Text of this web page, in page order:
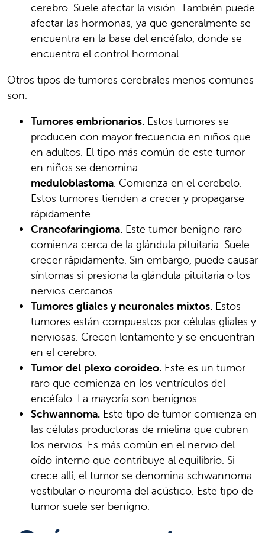
cerebro. Suele afectar la visión. También puede
afectar las hormonas, ya que generalmente se
encuentra en la base del encéfalo, donde se
encuentra el control hormonal.
Otros tipos de tumores cerebrales menos comunes
son:
Tumores embrionarios. Estos tumores se
producen con mayor frecuencia en niños que
en adultos. El tipo más común de este tumor
en niños se denomina
meduloblastoma. Comienza en el cerebelo.
Estos tumores tienden a crecer y propagarse
rápidamente.
Craneofaringioma. Este tumor benigno raro
comienza cerca de la glándula pituitaria. Suele
crecer rápidamente. Sin embargo, puede causar
síntomas si presiona la glándula pituitaria o los
nervios cercanos.
Tumores gliales y neuronales mixtos. Estos
tumores están compuestos por células gliales y
nerviosas. Crecen lentamente y se encuentran
en el cerebro.
Tumor del plexo coroideo. Este es un tumor
raro que comienza en los ventrículos del
encéfalo. La mayoría son benignos.
Schwannoma. Este tipo de tumor comienza en
las células productoras de mielina que cubren
los nervios. Es más común en el nervio del
oído interno que contribuye al equilibrio. Si
crece allí, el tumor se denomina schwannoma
vestibular o neuroma del acústico. Este tipo de
tumor suele ser benigno.